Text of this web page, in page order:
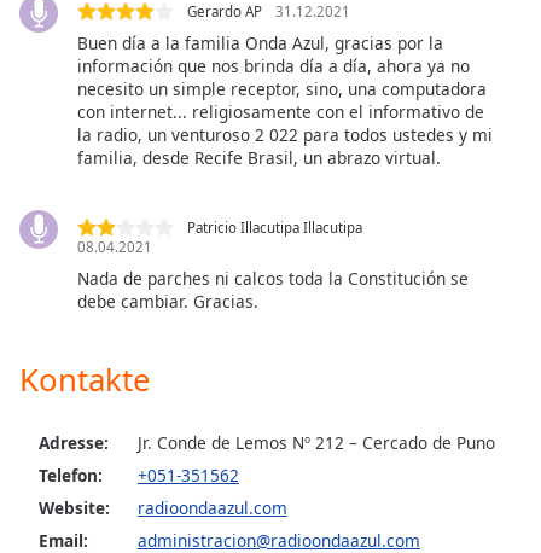
subtitles
settings,
opens
subtitles
settings
dialog
selected
Picture
modal
window.
Gerardo AP 31.12.2021
Buen día a la familia Onda Azul, gracias por la
información que nos brinda día a día, ahora ya no
necesito un simple receptor, sino, una computadora
con internet... religiosamente con el informativo de
la radio, un venturoso 2 022 para todos ustedes y mi
familia, desde Recife Brasil, un abrazo virtual.
Patricio Illacutipa Illacutipa
08.04.2021
Nada de parches ni calcos toda la Constitución se
debe cambiar. Gracias.
Kontakte
Adresse:
Jr. Conde de Lemos Nº 212 – Cercado de Puno
Telefon:
+051-351562
Website:
radioondaazul.com
Email:
administracion@radioondaazul.com